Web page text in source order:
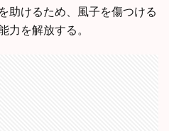
助けるため、風子を傷つける
力を解放する。